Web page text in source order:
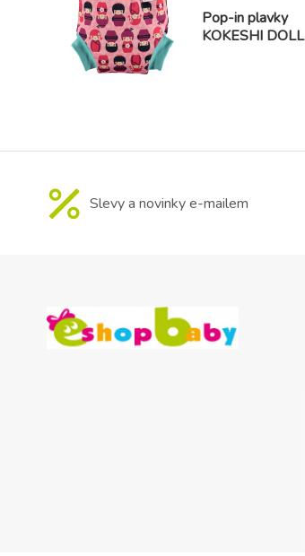
Pop-in plavky
KOKESHI DOLL
Slevy a novinky e-mailem